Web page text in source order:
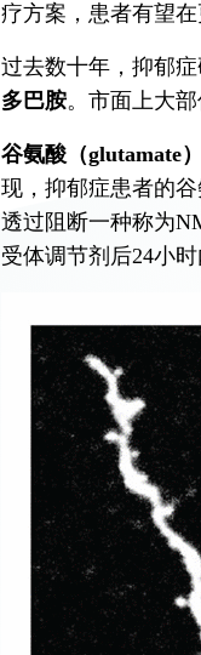
疗方案，患者有望
过去数十年，抑郁
多巴胺。市面上大
谷氨酸（glutamate）
现，抑郁症患者的
透过阻断一种称为
受体调节剂后24小